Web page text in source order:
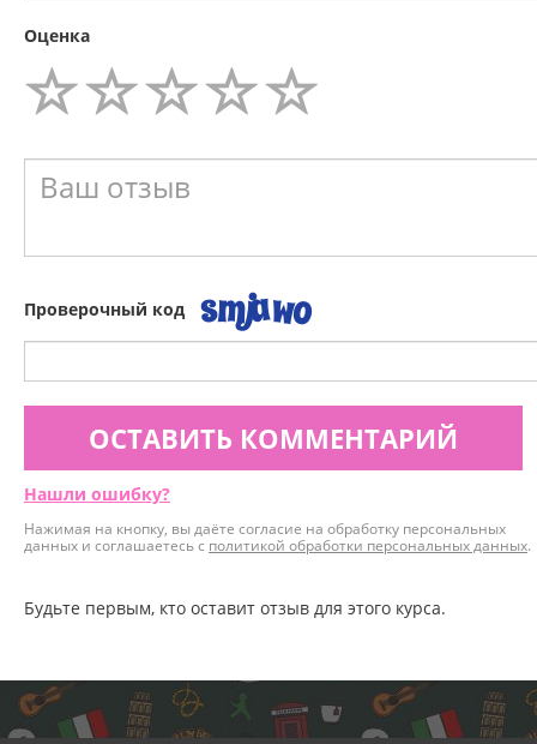
Оценка
Проверочный код
ОСТАВИТЬ КОММЕНТАРИЙ
Нашли ошибку?
Нажимая на кнопку, вы даёте согласие на обработку персональных
данных и соглашаетесь с политикой обработки персональных данных.
Будьте первым, кто оставит отзыв для этого курса.